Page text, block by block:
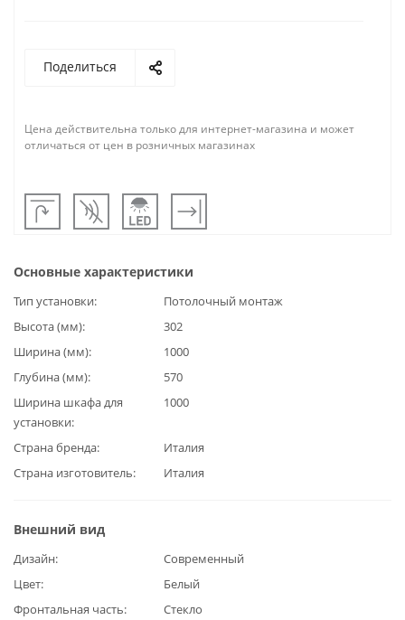
Поделиться
Цена действительна только для интернет-магазина и может
отличаться от цен в розничных магазинах
Основные характеристики
Тип установки
Потолочный монтаж
Высота (мм)
302
Ширина (мм)
1000
Глубина (мм)
570
Ширина шкафа для
установки
1000
Страна бренда
Италия
Страна изготовитель
Италия
Внешний вид
Дизайн
Современный
Цвет
Белый
Фронтальная часть
Стекло